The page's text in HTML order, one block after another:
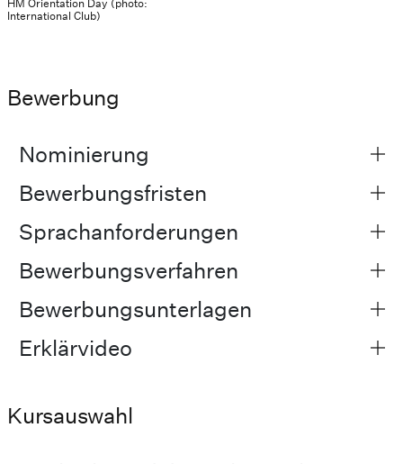
HM Orientation Day (photo:
International Club)
Bewerbung
Nominierung
Bewerbungsfristen
Sprachanforderungen
Bewerbungsverfahren
Bewerbungsunterlagen
Erklärvideo
Kursauswahl